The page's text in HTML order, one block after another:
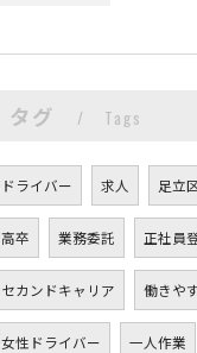
タグ Tags
ドライバー 求人 足立
高卒 業務委託 正社員
セカンドキャリア 働きや
女性ドライバー 一人作業